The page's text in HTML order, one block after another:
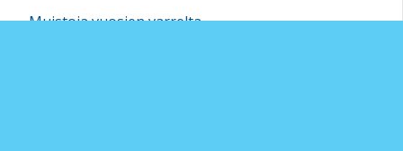
Muistoja vuosien varrelta